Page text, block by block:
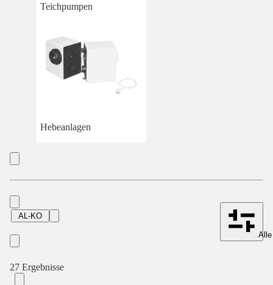
Teichpumpen
Hebeanlagen
AL-KO
27 Ergebnisse